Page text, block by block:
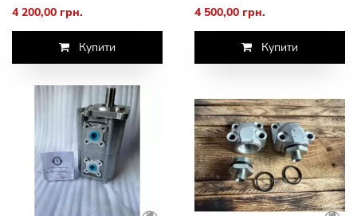
4 200,00 грн.
Купити
4 500,00 грн.
Купити